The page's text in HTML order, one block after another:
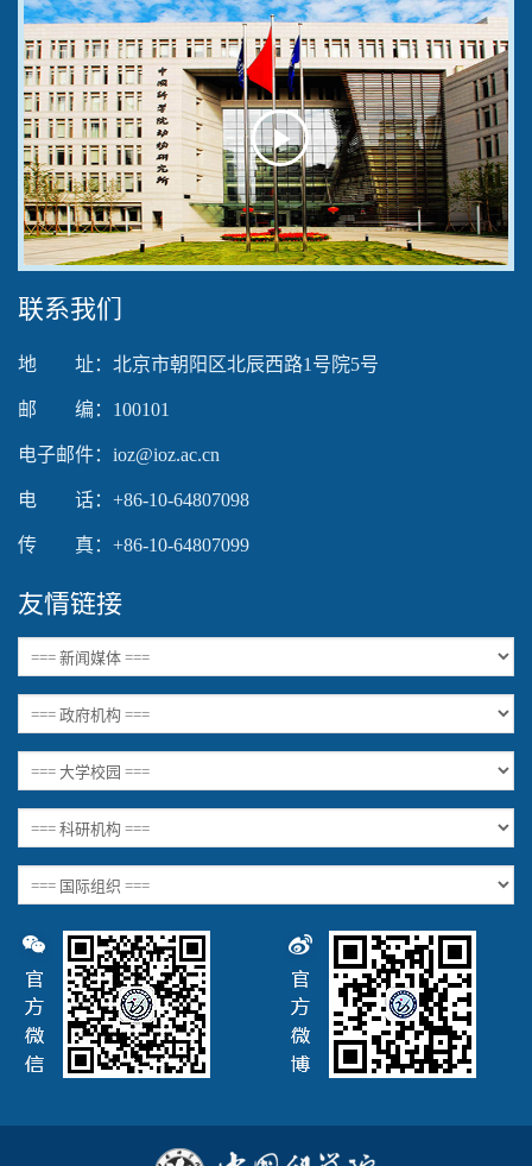
Play
Video
联系我们
地 址：北京市朝阳区北辰西路1号院5号
邮 编：100101
电子邮件：ioz@ioz.ac.cn
电 话：+86-10-64807098
传 真：+86-10-64807099
友情链接